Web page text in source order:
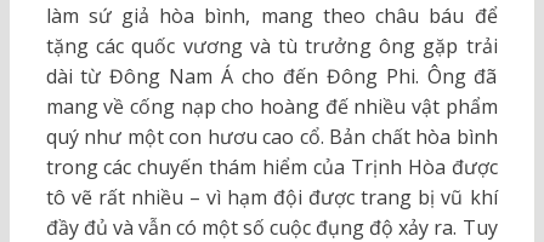
làm sứ giả hòa bình, mang theo châu báu để
tặng các quốc vương và tù trưởng ông gặp trải
dài từ Đông Nam Á cho đến Đông Phi. Ông đã
mang về cống nạp cho hoàng đế nhiều vật phẩm
quý như một con hươu cao cổ. Bản chất hòa bình
trong các chuyến thám hiểm của Trịnh Hòa được
tô vẽ rất nhiều – vì hạm đội được trang bị vũ khí
đầy đủ và vẫn có một số cuộc đụng độ xảy ra. Tuy